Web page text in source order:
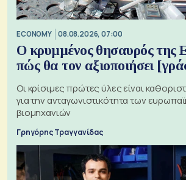
ECONOMY 08.08.2026, 07:00
Ο κρυμμένος θησαυρός της
πώς θα τον αξιοποιήσει
Οι κρίσιμες πρώτες ύλες είναι
για την ανταγωνιστικότητα των
βιομηχανιών
Γρηγόρης Τραγγανίδας